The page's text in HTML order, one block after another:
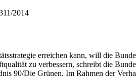
2014
erreichen kann, will die
zu verbessern, schreibt die
90/Die Grünen. Im Rahmen der